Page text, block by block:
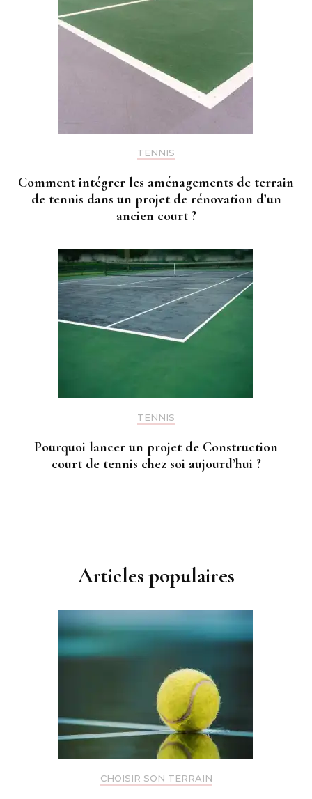
TENNIS
Comment intégrer les aménagements de terrain
de tennis dans un projet de rénovation d’un
ancien court ?
TENNIS
Pourquoi lancer un projet de Construction
court de tennis chez soi aujourd’hui ?
Articles populaires
CHOISIR SON TERRAIN